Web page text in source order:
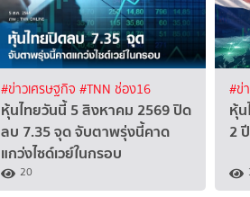
#ข่าวเศรษฐกิจ #TNN ช่อง16
หุ้นไทยวันนี้ 5 สิงหาคม 2569 ปิด
ลบ 7.35 จุด จับตาพรุ่งนี้คาด
แกว่งไซด์เวย์ในกรอบ
20
#ข่
หุ้
2